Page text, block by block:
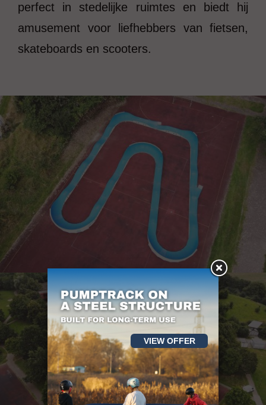
perfect in stedelijke ruimtes en biedt hij
amusement voor liefhebbers van fietsen,
skateboards en scooters.
VIEW OFFER